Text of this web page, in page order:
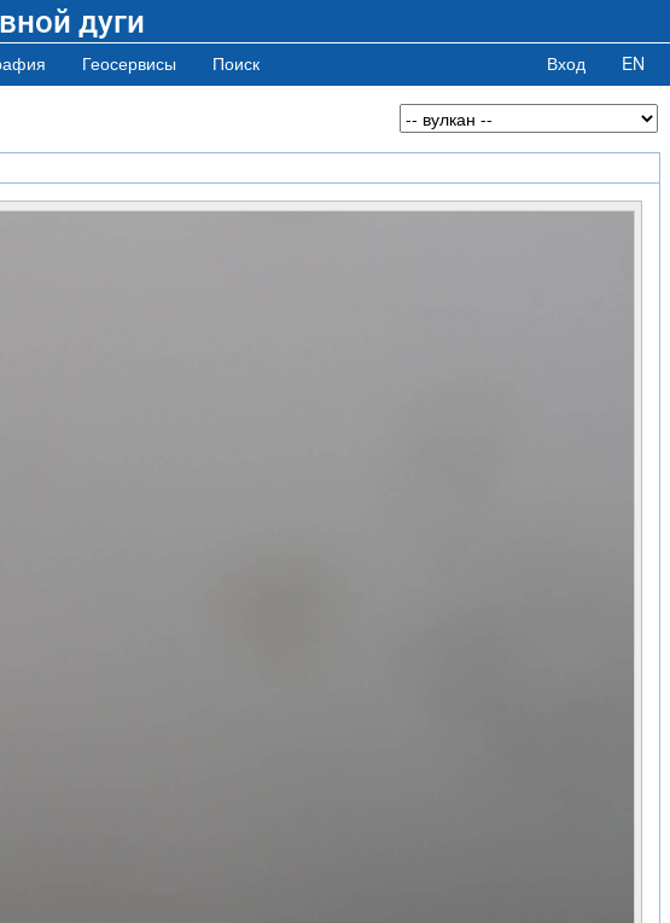
дуги
Геосервисы Поиск Вход EN